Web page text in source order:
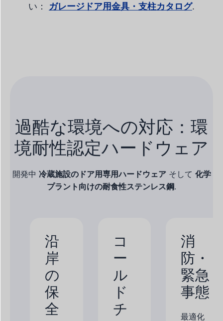
い： ガレージドア用金具・支柱カタログ.
過酷な環境への対応：環
境耐性認定ハードウェア
開発中 冷蔵施設のドア用専用ハードウェアそして 化学
プラント向けの耐食性ステンレス鋼.
沿
岸
の
保
全
コ
ー
ル
ド
チ
消
防・
緊急
事態
最適化